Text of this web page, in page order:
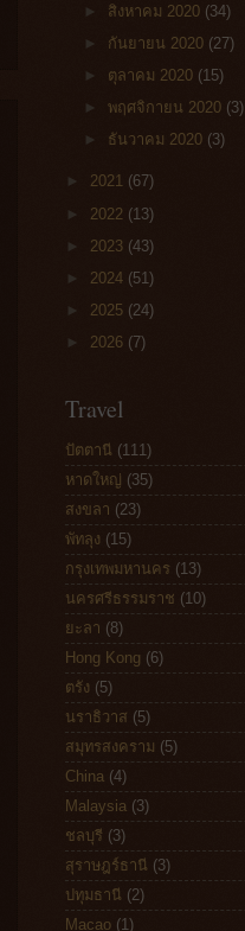
► สิงหาคม 2020 (34)
► กันยายน 2020 (27)
► ตุลาคม 2020 (15)
►พฤศจิกายน 2020 (3)
► ธันวาคม 2020 (3)
► 2021 (67)
► 2022 (13)
► 2023 (43)
► 2024 (51)
► 2025 (24)
► 2026 (7)
Travel
ปัตตานี (111)
หาดใหญ่ (35)
สงขลา (23)
พัทลุง (15)
กรุงเทพมหานคร (13)
นครศรีธรรมราช (10)
ยะลา (8)
Hong Kong (6)
ตรัง (5)
นราธิวาส (5)
สมุทรสงคราม (5)
China (4)
Malaysia (3)
ชลบุรี (3)
สุราษฎร์ธานี (3)
ปทุมธานี (2)
Macao (1)